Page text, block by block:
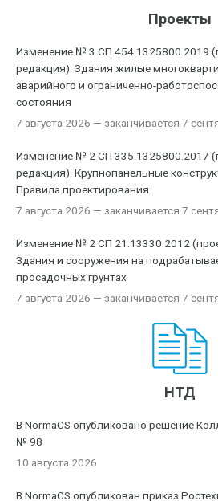
Проекты
Изменение № 3 СП 454.1325800.2019
редакция). Здания жилые
аварийного и ограниченно-
состояния
7 августа 2026 — заканчивается 7
Изменение № 2 СП 335.1325800.2017
редакция). Крупнопанельные
Правила проектирования
7 августа 2026 — заканчивается 7
Изменение № 2 СП 21.13330.2012
Здания и сооружения на
просадочных грунтах
7 августа 2026 — заканчивается 7
НТД
В NormaCS опубликовано решение
№ 98
10 августа 2026
В NormaCS опубликован приказ